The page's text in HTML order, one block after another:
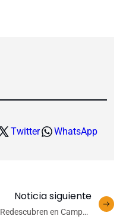
Twitter WhatsApp
Noticia siguiente
Redescubren en Campus